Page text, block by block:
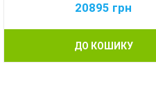
20895 грн
ДО КОШИКУ